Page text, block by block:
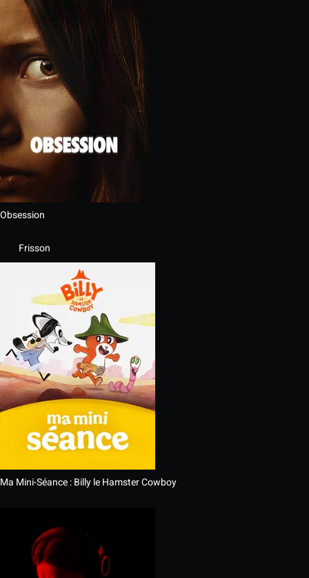
Obsession
Frisson
Ma Mini-Séance : Billy le Hamster Cowboy